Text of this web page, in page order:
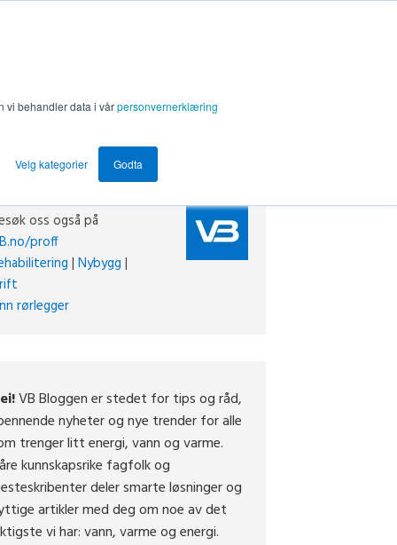
vi behandler data i vårpersonvernerklæring
Velg kategorier Godta
oss også på
proff
| Nybygg |
rørlegger
VB Bloggen er stedet for tips og råd,
nyheter og nye trender for alle
trenger litt energi, vann og varme.
kunnskapsrike fagfolk og
deler smarte løsninger og
artikler med deg om noe av det
vi har: vann, varme og energi.